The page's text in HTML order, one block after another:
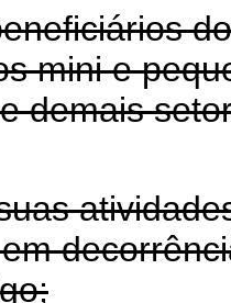
mini e
demais
atividades